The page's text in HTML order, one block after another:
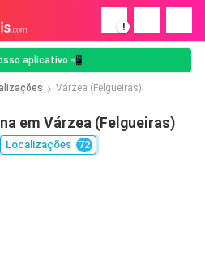
!
aplicativo 📲
Várzea (Felgueiras)
em Várzea (Felgueiras)
Localizações 72